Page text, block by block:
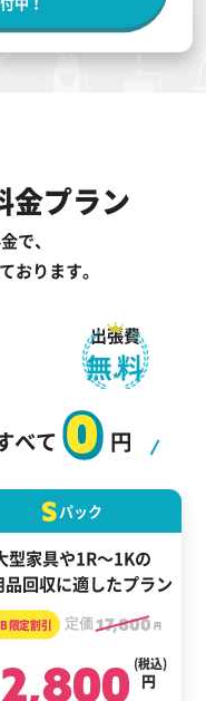
金プラン
で、
おります。
出張費
無料
べて
0
円
Sパック
型家具や1R～1Kの
品回収に適したプラン
定価17,800 円
円
(税込)